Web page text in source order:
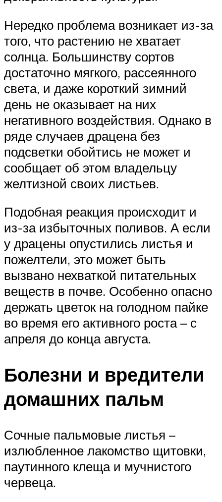
Нередко проблема возникает из-за
того, что растению не хватает
солнца. Большинству сортов
достаточно мягкого, рассеянного
света, и даже короткий зимний
день не оказывает на них
негативного воздействия. Однако в
ряде случаев драцена без
подсветки обойтись не может и
сообщает об этом владельцу
желтизной своих листьев.
Подобная реакция происходит и
из-за избыточных поливов. А если
у драцены опустились листья и
пожелтели, это может быть
вызвано нехваткой питательных
веществ в почве. Особенно опасно
держать цветок на голодном пайке
во время его активного роста – с
апреля до конца августа.
Болезни и вредители
домашних пальм
Сочные пальмовые листья –
излюбленное лакомство щитовки,
паутинного клеща и мучнистого
червеца.